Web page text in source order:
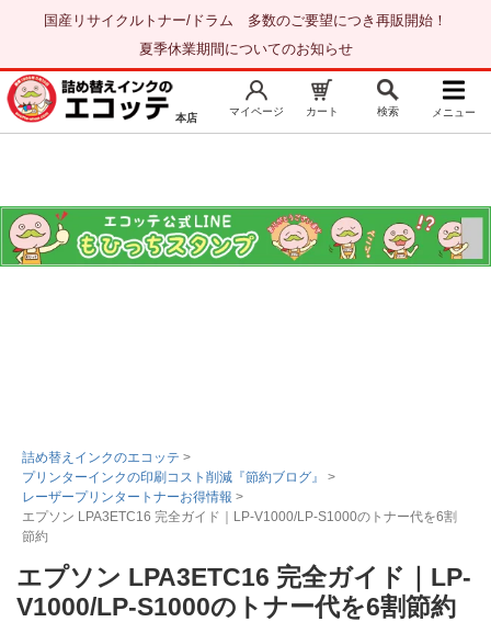
国産リサイクルトナー/ドラム 多数のご要望につき再販開始！
夏季休業期間についてのお知らせ
トップページ お気に入り
注文履歴 レビュー履歴
エプソンインク
ブラザーインク
詰め替えインク
互換インクカートリッジ
本店
マイページ カート 検索 メニュー
詰め替えインクのエコッテ >
プリンターインクの印刷コスト削減『節約ブログ』
>
レーザープリンタートナーお得情報 >
エプソン LPA3ETC16 完全ガイド｜LP-V1000/LP-S1000のトナー代を6割
節約
エプソン LPA3ETC16 完全ガイド｜LP-
V1000/LP-S1000のトナー代を6割節約